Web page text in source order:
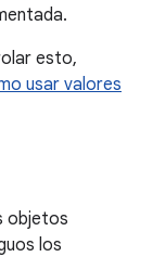
esto,
usar valores
objetos
los